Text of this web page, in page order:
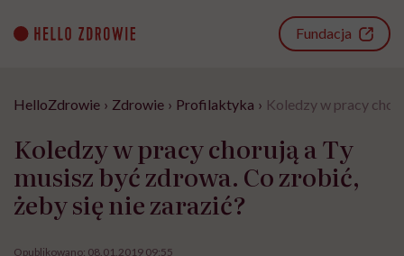
content
Fundacja
HelloZdrowie › Zdrowie › Profilaktyka › Koledzy w pracy
Koledzy w pracy chorują a Ty
musisz być zdrowa. Co zrobić,
żeby się nie zarazić?
Opublikowano: 08.01.2019 09:55